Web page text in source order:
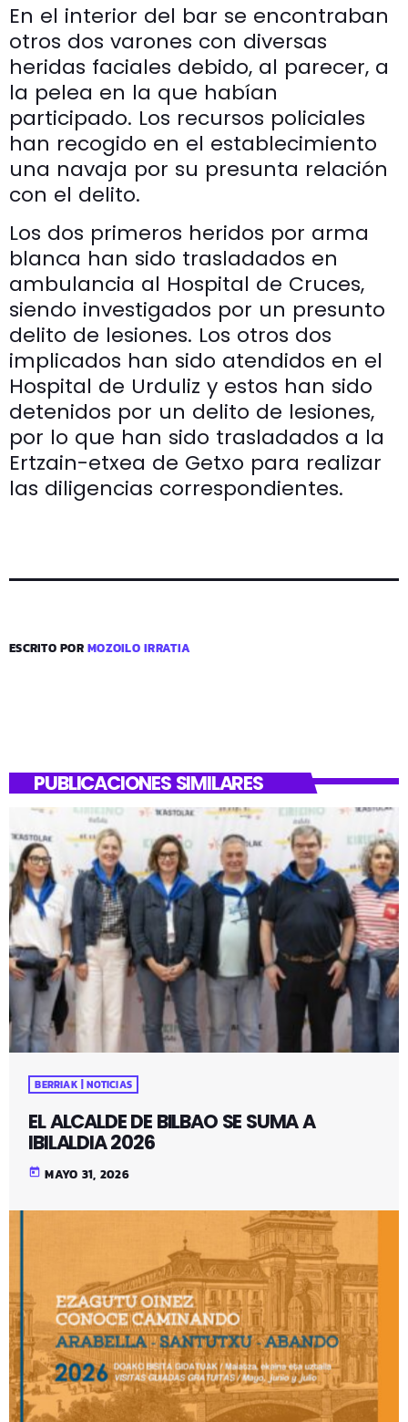
En el interior del bar se encontraban
otros dos varones con diversas
heridas faciales debido, al parecer, a
la pelea en la que habían
participado. Los recursos policiales
han recogido en el establecimiento
una navaja por su presunta relación
con el delito.
Los dos primeros heridos por arma
blanca han sido trasladados en
ambulancia al Hospital de Cruces,
siendo investigados por un presunto
delito de lesiones. Los otros dos
implicados han sido atendidos en el
Hospital de Urduliz y estos han sido
detenidos por un delito de lesiones,
por lo que han sido trasladados a la
Ertzain-etxea de Getxo para realizar
las diligencias correspondientes.
ESCRITO PORMOZOILO IRRATIA
PUBLICACIONES SIMILARES
BERRIAK | NOTICIAS
EL ALCALDE DE BILBAO SE SUMA A
IBILALDIA 2026
today MAYO 31, 2026